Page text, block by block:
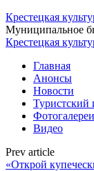
Крестецкая
Муниципальное
Крестецкая
Главная
Анонсы
Новости
Фотогалереи
Видео
Prev article
«Открой